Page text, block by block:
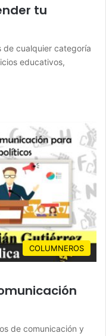
tu
de cualquier categoría
educativos,
COLUMNEROS
de comunicación y